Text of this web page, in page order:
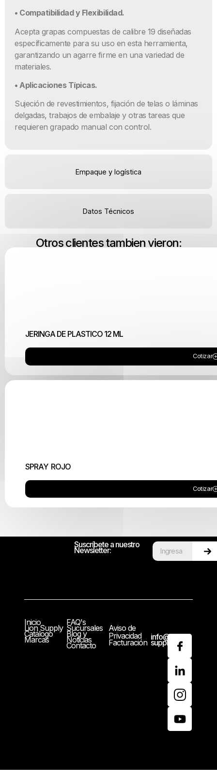
Empaque y logística
Datos Técnicos
• Compatibilidad y Flexibilidad.
Acepta grapas compuestas de calibre 19 diseñadas
específicamente para su uso en esta herramienta,
garantizando un agarre firme en una variedad de
materiales.
• Aplicaciones Típicas.
Sujeción de revestimientos, fijación de telas o láminas
delgadas, trabajos de embalaje y otras tareas que
requieren grapado manual con control.
Otros clientes tambien vieron:
JERINGA DE PLASTICO 12 ML
Cotizar
SPRAY ROJO
Cotizar
Suscríbete a nuestro
Newsletter:
Inicio
Lion Supply
Catálogo
Marcas
FAQ's
Sucursales
Blog y
Noticias
Contacto
Aviso de
Privacidad
Facturación
info@lion-
supply.com